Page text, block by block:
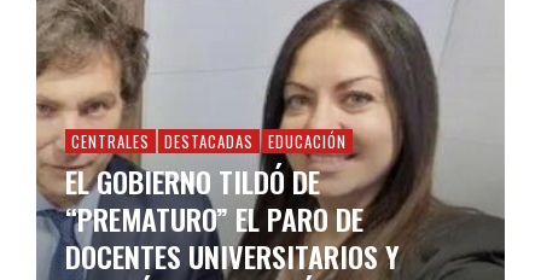
CENTRALES DESTACADAS EDUCACIÓN
EL GOBIERNO TILDÓ DE
“PREMATURO” EL PARO DE
DOCENTES UNIVERSITARIOS Y